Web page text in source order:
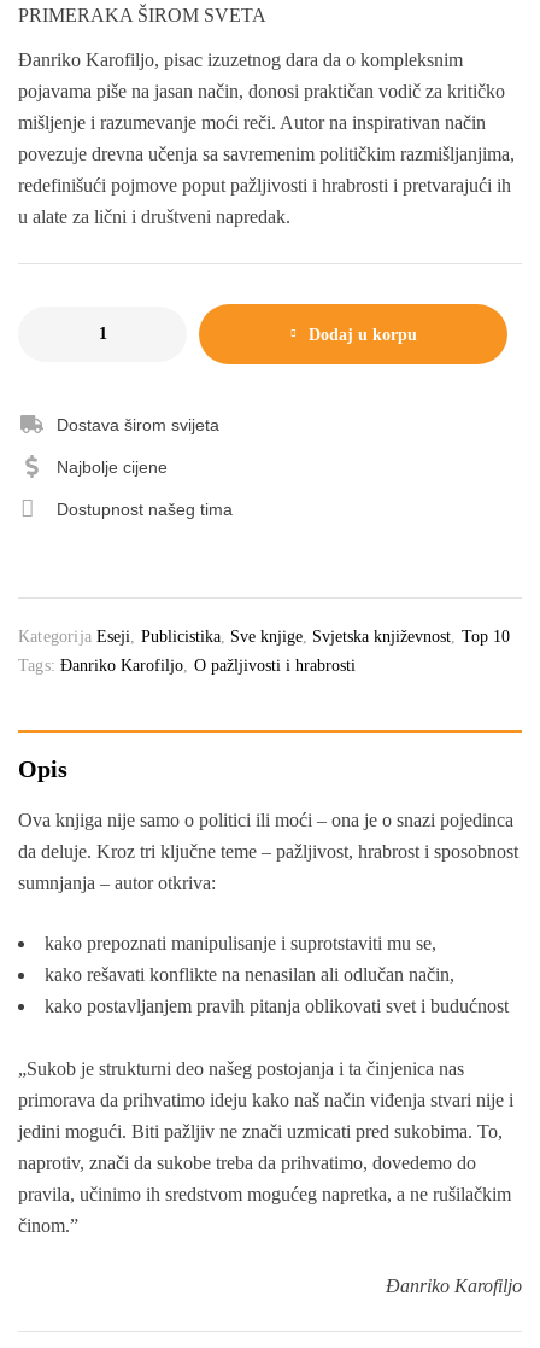
PRIMERAKA ŠIROM SVETA
Đanriko Karofiljo, pisac izuzetnog dara da o kompleksnim
pojavama piše na jasan način, donosi praktičan vodič za kritičko
mišljenje i razumevanje moći reči. Autor na inspirativan način
povezuje drevna učenja sa savremenim političkim razmišljanjima,
redefinišući pojmove poput pažljivosti i hrabrosti i pretvarajući ih
u alate za lični i društveni napredak.
Dodaj u korpu
Dostava širom svijeta
Najbolje cijene
Dostupnost našeg tima
Kategorija Eseji, Publicistika, Sve knjige, Svjetska književnost, Top 10
Tags: Đanriko Karofiljo, O pažljivosti i hrabrosti
Opis
Ova knjiga nije samo o politici ili moći – ona je o snazi pojedinca
da deluje. Kroz tri ključne teme – pažljivost, hrabrost i sposobnost
sumnjanja – autor otkriva:
kako prepoznati manipulisanje i suprotstaviti mu se,
kako rešavati konflikte na nenasilan ali odlučan način,
kako postavljanjem pravih pitanja oblikovati svet i budućnost
„Sukob je strukturni deo našeg postojanja i ta činjenica nas
primorava da prihvatimo ideju kako naš način viđenja stvari nije i
jedini mogući. Biti pažljiv ne znači uzmicati pred sukobima. To,
naprotiv, znači da sukobe treba da prihvatimo, dovedemo do
pravila, učinimo ih sredstvom mogućeg napretka, a ne rušilačkim
činom.”
Đanriko Karofiljo